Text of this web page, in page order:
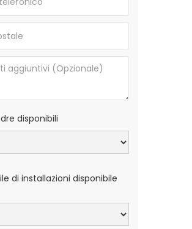
disponibili
di installazioni disponibile